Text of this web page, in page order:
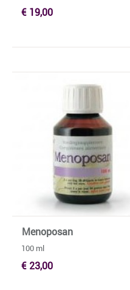
€ 19,00
Menoposan
100 ml
€ 23,00